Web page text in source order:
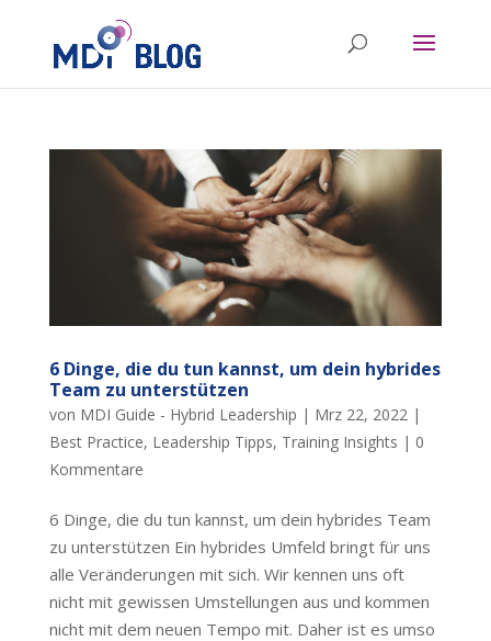
6 Dinge, die du tun kannst, um dein hybrides
Team zu unterstützen
von MDI Guide - Hybrid Leadership | Mrz 22, 2022|
Best Practice, Leadership Tipps, Training Insights | 0
Kommentare
6 Dinge, die du tun kannst, um dein hybrides Team
zu unterstützen Ein hybrides Umfeld bringt für uns
alle Veränderungen mit sich. Wir kennen uns oft
nicht mit gewissen Umstellungen aus und kommen
nicht mit dem neuen Tempo mit. Daher ist es umso